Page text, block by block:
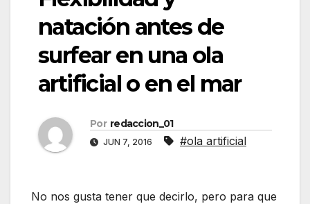
natación antes de
surfear en una ola
artificial o en el mar
Por redaccion_01
JUN 7, 2016 #ola artificial
No nos gusta tener que decirlo, pero para que